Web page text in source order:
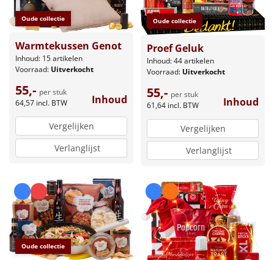
Oude collectie
Warmtekussen Genot
Inhoud: 15 artikelen
Voorraad: Uitverkocht
55,- per stuk
64,57 incl. BTW Inhoud
Vergelijken
Verlanglijst
Oude collectie
Proef Geluk
Inhoud: 44 artikelen
Voorraad: Uitverkocht
55,- per stuk
61,64 incl. BTW Inhoud
Vergelijken
Verlanglijst
Oude collectie